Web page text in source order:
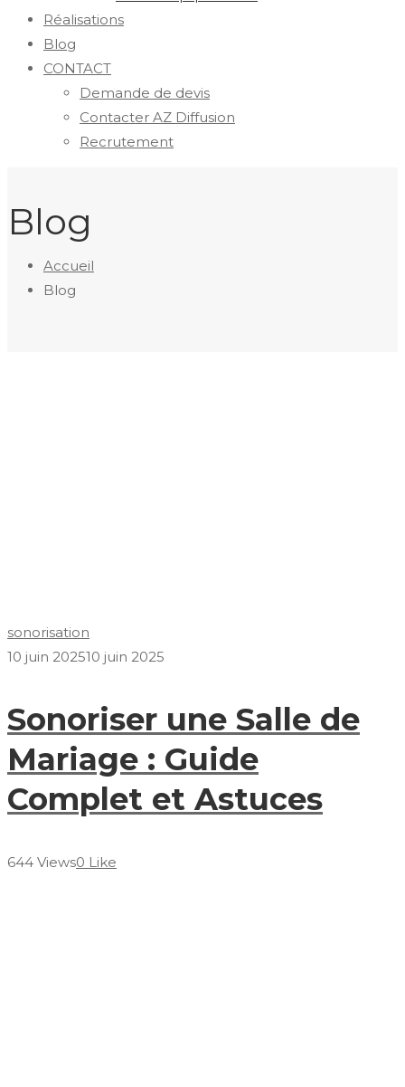
Réalisations
Blog
CONTACT
Demande de devis
Contacter AZ Diffusion
Recrutement
Blog
Accueil
Blog
sonorisation
10 juin 202510 juin 2025
Sonoriser une Salle de
Mariage : Guide
Complet et Astuces
644 Views0 Like